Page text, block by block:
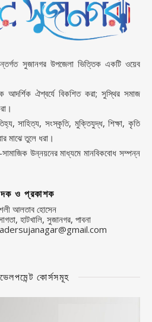
সুজানগর উপজেলা ভিত্তিক একটি ওয়েব
আদর্শিক ঐশ্বর্যে বিকশিত করা; সুস্থির সমাজ
সাহিত্য, সংস্কৃতি, মুক্তিযুদ্ধ, শিক্ষা, কৃতি
মাঝে তুলে ধরা।
উন্নয়নের মাধ্যমে মানবিকবোধ সম্পন্ন
ও প্রকাশক
আলতাব হোসেন
হাটখালি, সুজানগর, পাবনা
কোর্সসমূহ